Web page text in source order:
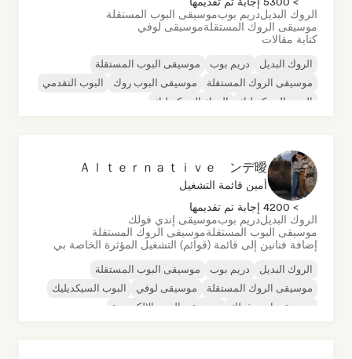
الروك البديلدريم بوبموسيقى البوب المستقلة
موسيقى الروك المستقلةموسيقى لوفي
كتابة مقالات
الروك البديل دريم بوب
موسيقى البوب المستقلة
موسيقى الروك المستقلة
موسيقى البوب روك
البوب التقدمي
البوب السيكديليك
الروك السيكديليك
Ａｌｔｅｒｎａｔｉｖｅ ンデ曖
أمين قائمة التشغيل
> 4200 إجابة تم تقديمها
الروك البديلدريم بوبموسيقى إندي فولك
موسيقى البوب المستقلةموسيقى الروك المستقلة
إضافة فنانين إلى قائمة (قوائم) التشغيل المؤثرة الخاصة بي
الروك البديل دريم بوب
موسيقى البوب المستقلة
موسيقى الروك المستقلة
موسيقى لوفي
البوب السيكديليك
موسيقى إندي فولك
موسيقى البوب الإلكترونية